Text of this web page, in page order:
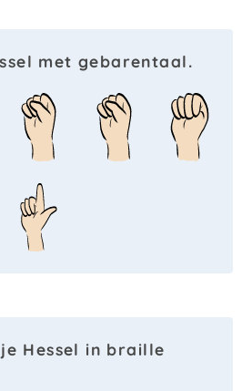
met gebarentaal.
Hessel in braille